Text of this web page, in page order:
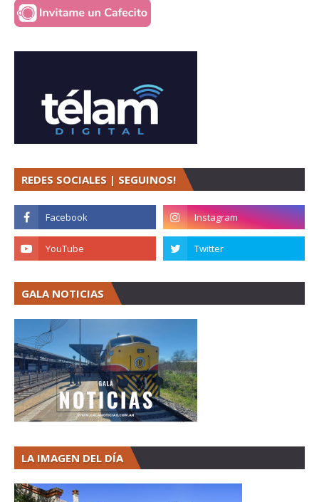
REDES SOCIALES | SEGUINOS!
GALA NOTICIAS
LA IMAGEN DEL DÍA